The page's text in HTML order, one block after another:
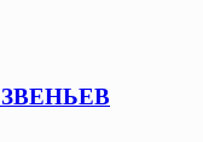
ЗВЕНЬЕВ